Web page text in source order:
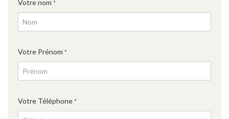
Votre nom *
Votre Prénom *
Votre Téléphone *